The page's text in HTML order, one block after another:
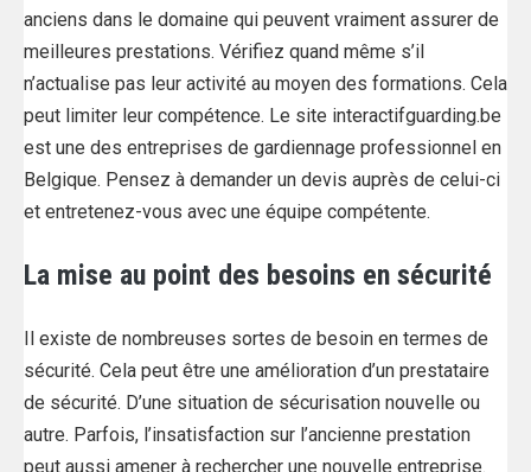
anciens dans le domaine qui peuvent vraiment assurer de
meilleures prestations. Vérifiez quand même s’il
n’actualise pas leur activité au moyen des formations. Cela
peut limiter leur compétence. Le site interactifguarding.be
est une des entreprises de gardiennage professionnel en
Belgique. Pensez à demander un devis auprès de celui-ci
et entretenez-vous avec une équipe compétente.
La mise au point des besoins en sécurité
Il existe de nombreuses sortes de besoin en termes de
sécurité. Cela peut être une amélioration d’un prestataire
de sécurité. D’une situation de sécurisation nouvelle ou
autre. Parfois, l’insatisfaction sur l’ancienne prestation
peut aussi amener à rechercher une nouvelle entreprise.